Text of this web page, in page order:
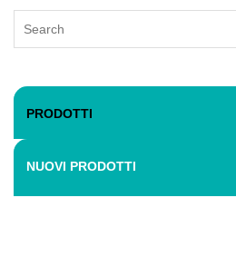
PRODOTTI
NUOVI PRODOTTI